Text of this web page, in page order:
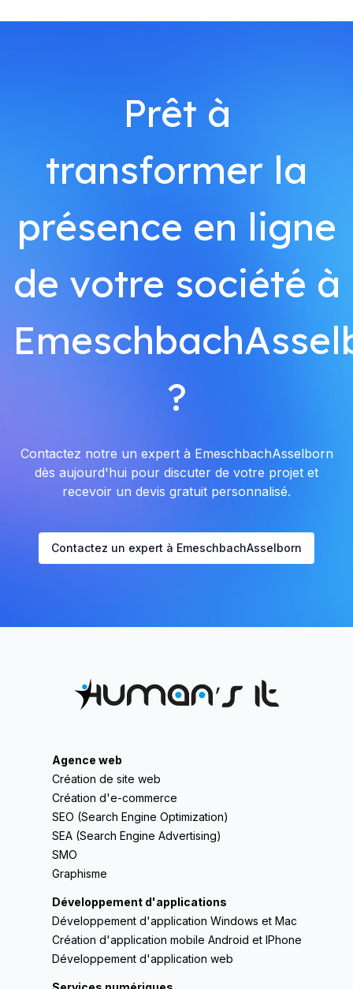
Prêt à
transformer la
présence en ligne
de votre société à
?
Contactez notre un expert à EmeschbachAsselborn
dès aujourd'hui pour discuter de votre projet et
recevoir un devis gratuit personnalisé.
Contactez un expert à EmeschbachAsselborn
Agence web
Création de site web
Création d'e-commerce
SEO (Search Engine Optimization)
SEA (Search Engine Advertising)
SMO
Graphisme
Développement d'applications
Développement d'application Windows et Mac
Création d'application mobile Android et IPhone
Développement d'application web